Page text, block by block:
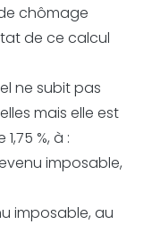
chômage
de ce calcul
ne subit pas
mais elle est
%, à :
imposable,
imposable, au